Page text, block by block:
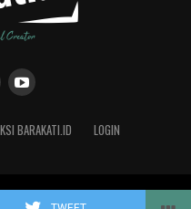
BARAKATI.ID LOGIN
by CMS Studio Design